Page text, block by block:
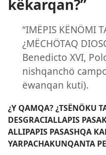
këkarqan?”
“IMËPIS KËNÖMI
¿MËCHÖTAQ
Benedicto XVI,
nishqanchö
ëwanqan kuti).
¿Y QAMQA? ¿TSËNÖKU
DESGRACIALLAPIS
ALLIPAPIS PASASHQA
YARPACHAKUNQANTA